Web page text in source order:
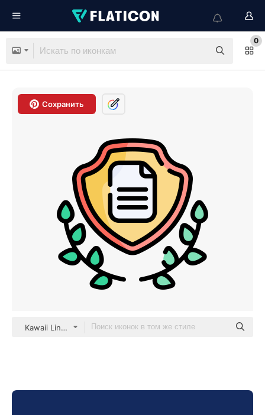
0
Сохранить
Kawaii Lineal color